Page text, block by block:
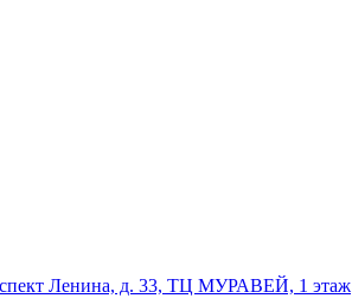
Ленина, д. 33, ТЦ МУРАВЕЙ, 1 этаж